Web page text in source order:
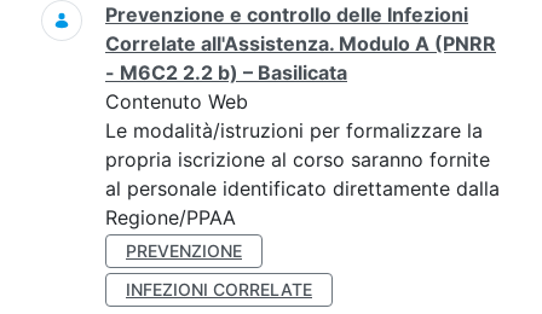
Prevenzione e controllo delle Infezioni
Correlate all'Assistenza. Modulo A (PNRR
- M6C2 2.2 b) – Basilicata
Contenuto Web
Le modalità/istruzioni per formalizzare la
propria iscrizione al corso saranno fornite
al personale identificato direttamente dalla
Regione/PPAA
PREVENZIONE
INFEZIONI CORRELATE